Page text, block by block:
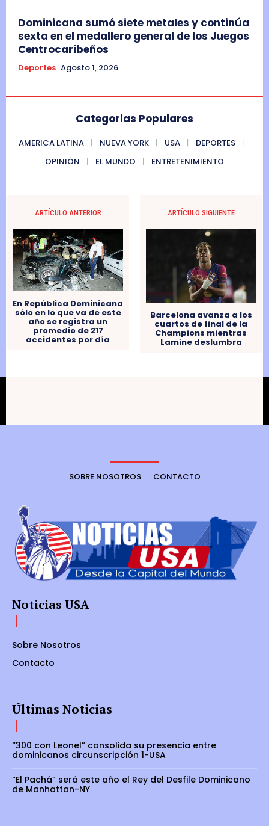
Dominicana sumó siete metales y continúa
sexta en el medallero general de los Juegos
Centrocaribeños
Deportes Agosto 1, 2026
Categorias Populares
AMERICA LATINA NUEVA YORK USA
DEPORTES
OPINIÓN
EL MUNDO ENTRETENIMIENTO
ARTÍCULO ANTERIOR
En República Dominicana
sólo en lo que va de este
año se registra un
promedio de 217
accidentes por día
ARTÍCULO SIGUIENTE
Barcelona avanza a los
cuartos de final de la
Champions mientras
Lamine deslumbra
SOBRE NOSOTROS CONTACTO
Noticias USA
Sobre Nosotros
Contacto
Últimas Noticias
“300 con Leonel” consolida su presencia entre
dominicanos circunscripción 1-USA
“El Pachá” será este año el Rey del Desfile Dominicano
de Manhattan-NY